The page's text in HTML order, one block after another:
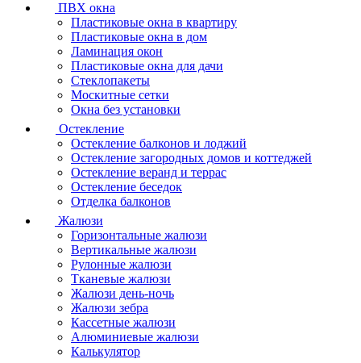
ПВХ окна
Пластиковые окна в квартиру
Пластиковые окна в дом
Ламинация окон
Пластиковые окна для дачи
Стеклопакеты
Москитные сетки
Окна без установки
Остекление
Остекление балконов и лоджий
Остекление загородных домов и коттеджей
Остекление веранд и террас
Остекление беседок
Отделка балконов
Жалюзи
Горизонтальные жалюзи
Вертикальные жалюзи
Рулонные жалюзи
Тканевые жалюзи
Жалюзи день-ночь
Жалюзи зебра
Кассетные жалюзи
Алюминиевые жалюзи
Калькулятор